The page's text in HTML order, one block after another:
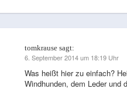
tomkrause sagt:
6. September 2014 um 18:19 Uhr
Was heißt hier zu einfach?
Windhunden, dem Leder und